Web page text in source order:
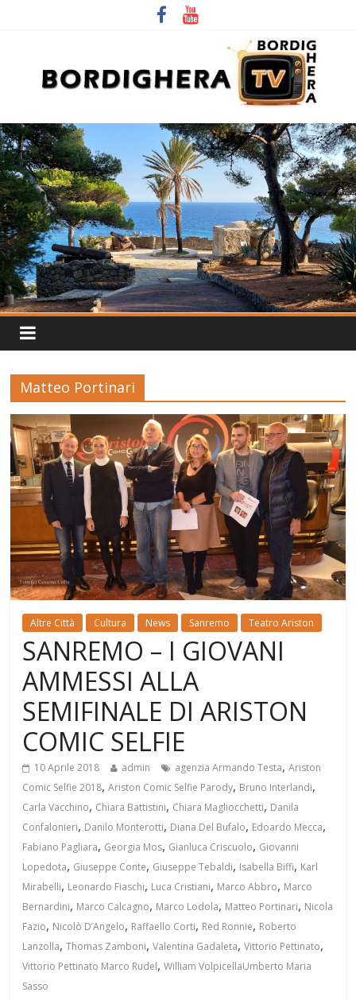
Matteo Portinari
Altre Città Cultura News Sanremo Teatro Ariston
SANREMO – I GIOVANI
AMMESSI ALLA
SEMIFINALE DI ARISTON
COMIC SELFIE
10 Aprile 2018 admin agenzia Armando Testa,Ariston
Comic Selfie 2018,Ariston Comic Selfie Parody, Bruno Interlandi,
Carla Vacchino, Chiara Battistini, Chiara Magliocchetti, Danila
Confalonieri, Danilo Monterotti, Diana Del Bufalo, Edoardo Mecca,
Fabiano Pagliara, Georgia Mos, Gianluca Criscuolo, Giovanni
Lopedota, Giuseppe Conte, Giuseppe Tebaldi, Isabella Biffi, Karl
Mirabelli, Leonardo Fiaschi, Luca Cristiani, Marco Abbro, Marco
Bernardini, Marco Calcagno, Marco Lodola, Matteo Portinari, Nicola
Fazio, Nicolò D’Angelo, Raffaello Corti, Red Ronnie, Roberto
Lanzolla,Thomas Zamboni,Valentina Gadaleta,Vittorio Pettinato,
Vittorio Pettinato Marco Rudel,William VolpicellaUmberto Maria
Sasso